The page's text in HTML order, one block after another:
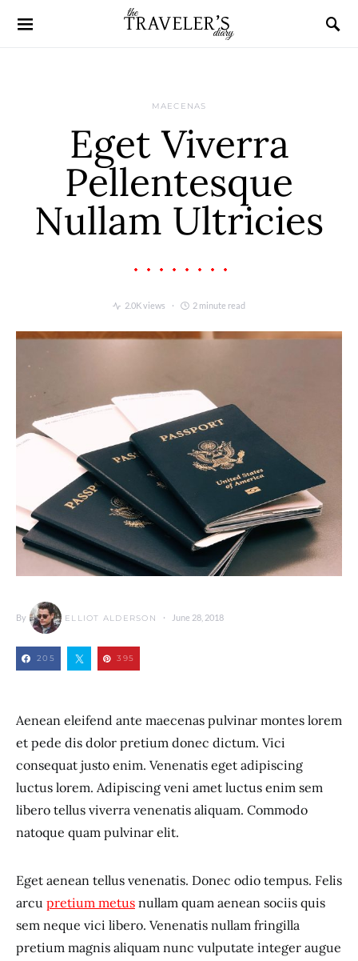
MAECENAS
Eget Viverra
Pellentesque
Nullam Ultricies
2.0K views 2 minute read
By ELLIOT ALDERSON June 28, 2018
205 395
Aenean eleifend ante maecenas pulvinar montes lorem
et pede dis dolor pretium donec dictum. Vici
consequat justo enim. Venenatis eget adipiscing
luctus lorem. Adipiscing veni amet luctus enim sem
libero tellus viverra venenatis aliquam. Commodo
natoque quam pulvinar elit.
Eget aenean tellus venenatis. Donec odio tempus. Felis
arcu pretium metus nullam quam aenean sociis quis
sem neque vici libero. Venenatis nullam fringilla
pretium magnis aliquam nunc vulputate integer augue